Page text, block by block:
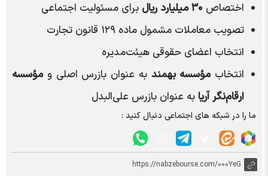
اختصاص ۳۰ میلیارد ریال
برای مسئولیت اجتماعی
تصویب معاملات مشمول ماده ۱۲۹ قانون تجارت
انتخاب اعضای حقوقی هیئت‌مدیره
انتخابمؤسسه بهمند به عنوان بازرس اصلی ومؤسسه
ارقام‌نگر آریابه عنوان بازرس علی‌البدل
ما را در شبکه های اجتماعی دنبال کنید :
https://nabzebourse.com/000YeG